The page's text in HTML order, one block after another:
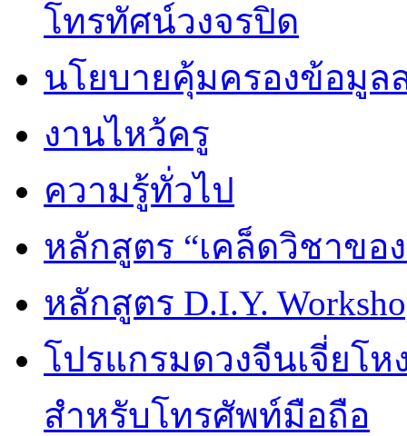
โทรทัศน์วงจรปิด
นโยบายคุ้มครองข้อมูล
งานไหว้ครู
ความรู้ทั่วไป
หลักสูตร “เคล็ดวิชาขอ
หลักสูตร D.I.Y.
โปรแกรมดวงจีนเจี่ยโห
สำหรับโทรศัพท์มือถือ